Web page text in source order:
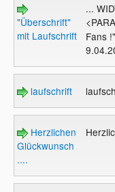
"Überschrift"
mit Laufschrift
...
Fans
laufschrift
Herzlichen
Glückwunsch
....